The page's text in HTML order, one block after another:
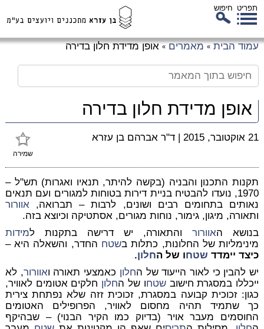
תפריט חיפוש
עמוד הבית » מאמרים » אופן מדידת חלון בדירה
אופן מדידת חלון בדירה
שמירה
21 אוקטובר, 2015 | ד"ר אברהם בן עזרא
תקנות התכנון והבניה (בקשה להיתר, תנאיו ואגרות) תש"ל –
1970, נועדו להבטיח בניית דירות בטוחות למגורים ועם תנאים
נאותים בתחומים רבים ושונים, לרבות – תברואה, אוורור
ותאורה, מיגון, גימור, נוחות מגורים, אסתטיקה וכיוצא בזה.
בנושא האוורורוהתאורה, יש דרישה בתקנות למידות
מינימליות של החלונות, כתלות בשטח החדר, והשאלה היא –
כיצד יימדד שטחו של החלון.
יש להבין כי לאור הייעוד של החלון כאמצעי תאורה ואוורור, לא
ייכללו במסגרת חישובשטחו של החלון חלקים אטומים לאוויר,
כגון: זכוכית קבועה במסגרת, זכוכית זזה שלא נפתחת צירית
כך שתמיד תהיה מחסום לאוויר, הפרופילים האטומים
החוסמים מעבר אויר (בדיוק כמו הקיר הבנוי) – שבהיקף